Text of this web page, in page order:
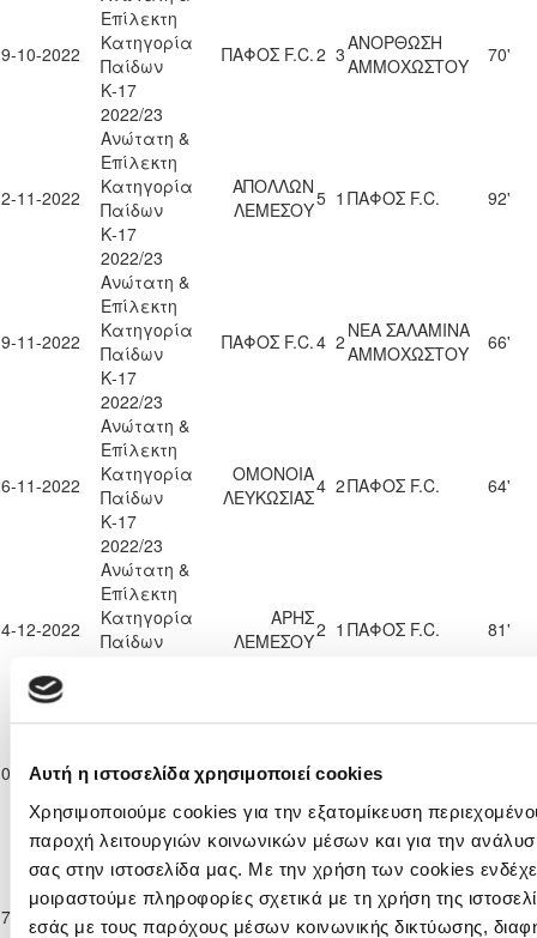
Αυτή η ιστοσελίδα χρησιμοποιεί cookies
Χρησιμοποιούμε cookies για την εξατομίκευση
παροχή λειτουργιών κοινωνικών μέσων και για την
σας στην ιστοσελίδα μας. Με την χρήση των cookies
μοιραστούμε πληροφορίες σχετικά με τη χρήση της
εσάς με τους παρόχους μέσων κοινωνικής δικτύωσης,
10-2022
Επίλεκτη
Κατηγορία
Παίδων
Κ-17
2022/23
ΠΑΦΟΣ F.C.2 3ΑΝΟΡΘΩΣΗ
ΑΜΜΟΧΩΣΤΟΥ
70'
11-2022
Ανώτατη &
Επίλεκτη
Κατηγορία
Παίδων
Κ-17
2022/23
ΑΠΟΛΛΩΝ
ΛΕΜΕΣΟΥ5 1 ΠΑΦΟΣ F.C. 92'
11-2022
Ανώτατη &
Επίλεκτη
Κατηγορία
Παίδων
Κ-17
2022/23
ΠΑΦΟΣ F.C.4 2 ΝΕΑ ΣΑΛΑΜΙΝΑ
ΑΜΜΟΧΩΣΤΟΥ
66'
11-2022
Ανώτατη &
Επίλεκτη
Κατηγορία
Παίδων
Κ-17
2022/23
ΟΜΟΝΟΙΑ
ΛΕΥΚΩΣΙΑΣ4 2ΠΑΦΟΣ F.C. 64'
12-2022
Ανώτατη &
Επίλεκτη
Κατηγορία
Παίδων
ΑΡΗΣ
ΛΕΜΕΣΟΥ2 1 ΠΑΦΟΣ F.C. 81'
12-2022
Κατηγορία
Παίδων
Κ-17
2022/23
ΑΕΛ ΛΕΜΕΣΟΥ 3 4ΠΑΦΟΣ F.C.
12-2022
Ανώτατη &
Επίλεκτη
Κατηγορία
Παίδων
ΠΑΦΟΣ F.C.
ΑΟΑΝ ΑΓΙΑΣ
ΝΑΠΑΣ
90'